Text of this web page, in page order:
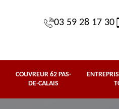
03 59 28 17 30
COUVREUR 62 PAS-
DE-CALAIS